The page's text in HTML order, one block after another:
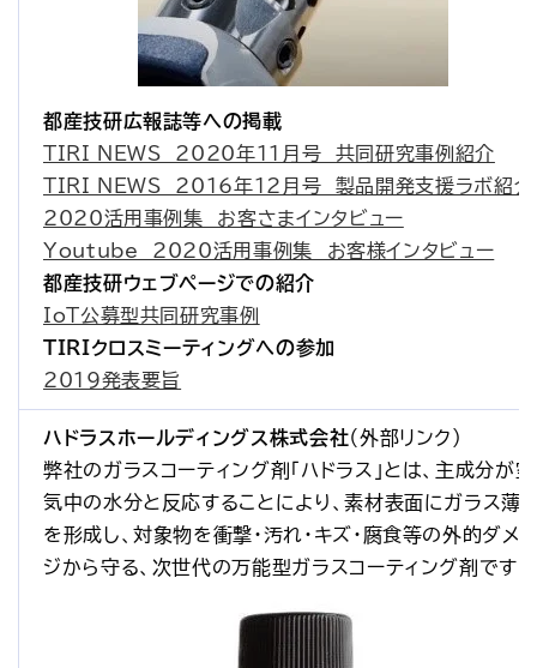
都産技研広報誌等への掲載
TIRI NEWS　2020年11月号　共同研究事例紹介
TIRI NEWS　2016年12月号　製品開発支援ラボ紹介
2020活用事例集　お客さまインタビュー
Youtube　2020活用事例集　お客様インタビュー
都産技研ウェブページでの紹介
IoT公募型共同研究事例
TIRIクロスミーティングへの参加
2019発表要旨
ハドラスホールディングス株式会社（外部リンク）
弊社のガラスコーティング剤「ハドラス」とは、主成分が空
気中の水分と反応することにより、素材表面にガラス薄
を形成し、対象物を衝撃・汚れ・キズ・腐食等の外的ダメ
ジから守る、次世代の万能型ガラスコーティング剤です。